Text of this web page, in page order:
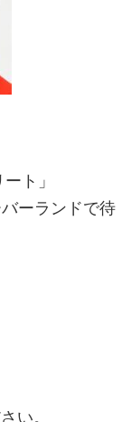
ト」
ーランドで待
い。